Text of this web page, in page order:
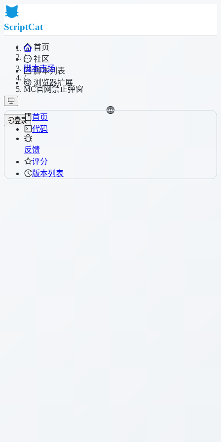
ScriptCat
首页
社区
脚本列表
浏览器扩展
登录
/
脚本市场
/
MC官网禁止弹窗
首页
代码
反馈
评分
版本列表